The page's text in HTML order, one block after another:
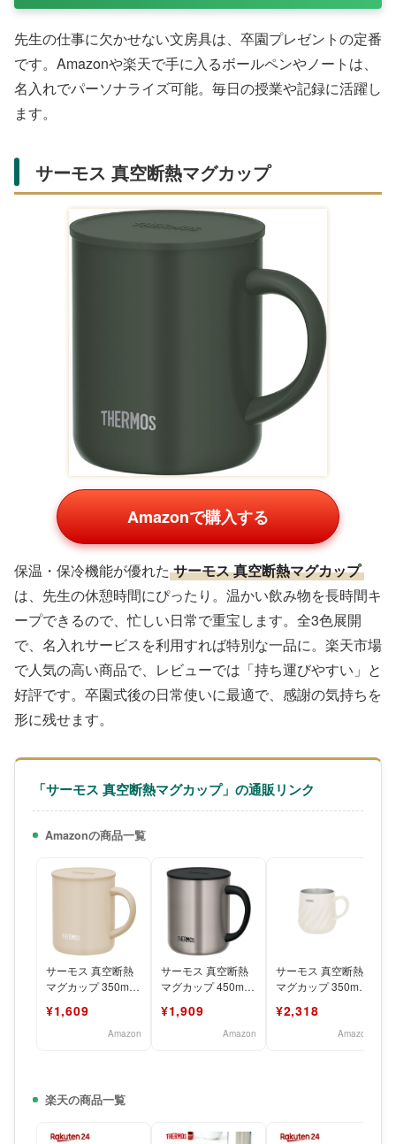
先生の仕事に欠かせない文房具は、卒園プレゼントの定番
です。Amazonや楽天で手に入るボールペンやノートは、
名入れでパーソナライズ可能。毎日の授業や記録に活躍し
ます。
サーモス 真空断熱マグカップ
Amazonで購入する
保温・保冷機能が優れた サーモス 真空断熱マグカップ
は、先生の休憩時間にぴったり。温かい飲み物を長時間キ
ープできるので、忙しい日常で重宝します。全3色展開
で、名入れサービスを利用すれば特別な一品に。楽天市場
で人気の高い商品で、レビューでは「持ち運びやすい」と
好評です。卒園式後の日常使いに最適で、感謝の気持ちを
形に残せます。
「サーモス 真空断熱マグカップ」の通販リンク
Amazonの商品一覧
サーモス 真空断熱
マグカップ 350ml
352C BE
¥1,609
Amazon
サーモス 真空断熱
マグカップ 450ml
JDG-452C S
¥1,909
Amazon
サーモス 真空断熱
マグカップ 350ml
対応 保温保冷 丸み
¥2,318
Amazon
楽天の商品一覧